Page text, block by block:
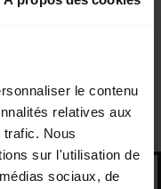
le contenu
relatives aux
Nous
sur l'utilisation de
sociaux, de
posées